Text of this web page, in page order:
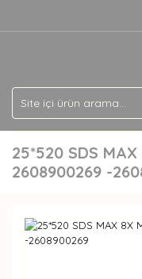
25*520 SDS
2608900269 -